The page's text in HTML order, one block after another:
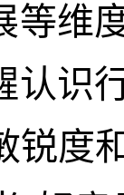
等维
认识
锐度